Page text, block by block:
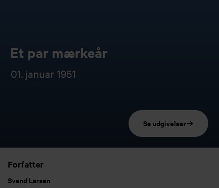
Et par mærkeår
01. januar 1951
Se udgivelser
Forfatter
Svend Larsen